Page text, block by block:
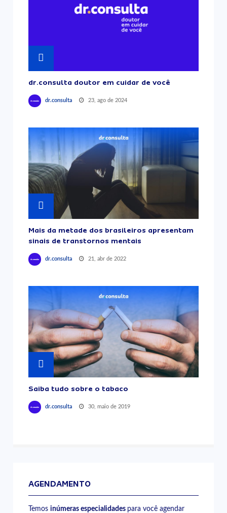
dr.consulta doutor em cuidar de você
dr.consulta 23, ago de 2024
Mais da metade dos brasileiros apresentam
sinais de transtornos mentais
dr.consulta 21, abr de 2022
Saiba tudo sobre o tabaco
dr.consulta 30, maio de 2019
AGENDAMENTO
Temosinúmeras especialidades para você agendar